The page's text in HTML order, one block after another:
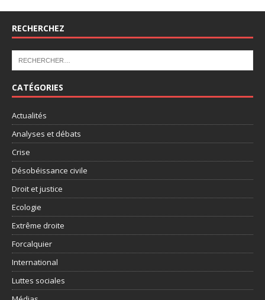
RECHERCHEZ
CATÉGORIES
Actualités
Analyses et débats
Crise
Désobéissance civile
Droit et justice
Ecologie
Extrême droite
Forcalquier
International
Luttes sociales